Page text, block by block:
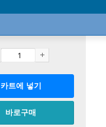
카트에 넣기
바로구매